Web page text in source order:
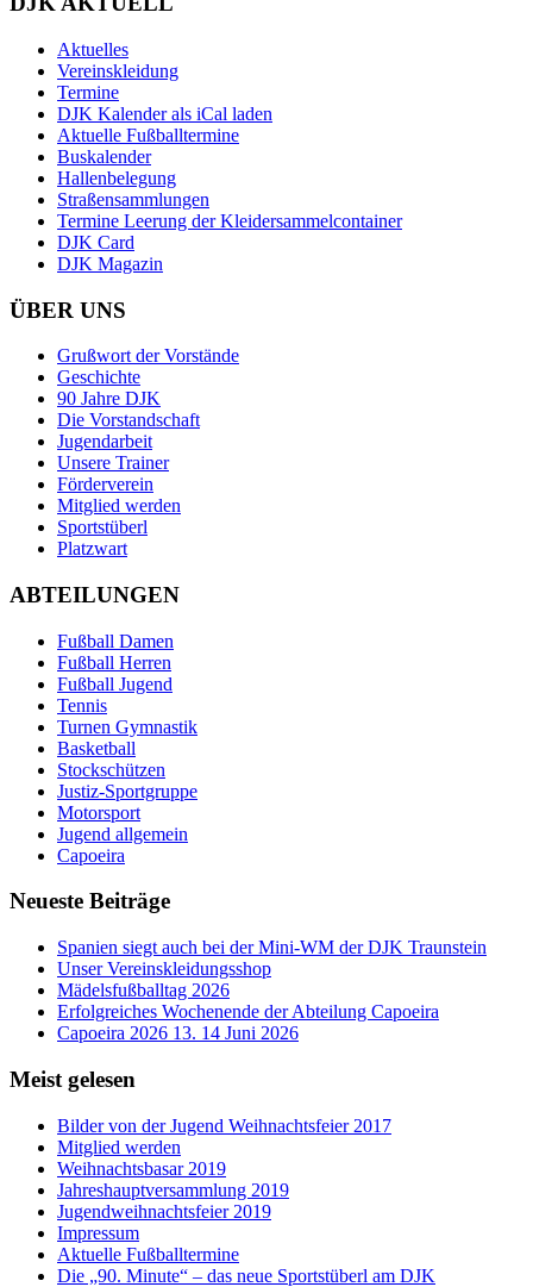
Aktuelles
Vereinskleidung
Termine
DJK Kalender als iCal laden
Aktuelle Fußballtermine
Buskalender
Hallenbelegung
Straßensammlungen
Termine Leerung der Kleidersammelcontainer
DJK Card
DJK Magazin
ÜBER UNS
Grußwort der Vorstände
Geschichte
90 Jahre DJK
Die Vorstandschaft
Jugendarbeit
Unsere Trainer
Förderverein
Mitglied werden
Sportstüberl
Platzwart
ABTEILUNGEN
Fußball Damen
Fußball Herren
Fußball Jugend
Tennis
Turnen Gymnastik
Basketball
Stockschützen
Justiz-Sportgruppe
Motorsport
Jugend allgemein
Capoeira
Neueste Beiträge
Spanien siegt auch bei der Mini-WM der DJK Traunstein
Unser Vereinskleidungsshop
Mädelsfußballtag 2026
Erfolgreiches Wochenende der Abteilung Capoeira
Capoeira 2026 13. 14 Juni 2026
Meist gelesen
Bilder von der Jugend Weihnachtsfeier 2017
Mitglied werden
Weihnachtsbasar 2019
Jahreshauptversammlung 2019
Jugendweihnachtsfeier 2019
Impressum
Aktuelle Fußballtermine
Die „90. Minute“ – das neue Sportstüberl am DJK